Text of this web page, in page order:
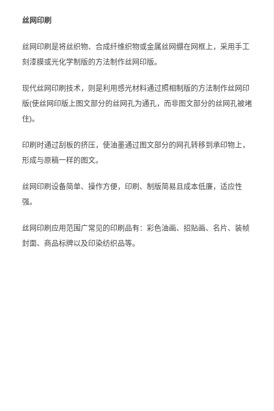
丝网印刷
丝网印刷是将丝织物、合成纤维织物或金属丝网绷在网框上，采用手工
刻漆膜或光化学制版的方法制作丝网印版。
现代丝网印刷技术，则是利用感光材料通过照相制版的方法制作丝网印
版(使丝网印版上图文部分的丝网孔为通孔，而非图文部分的丝网孔被堵
住)。
印刷时通过刮板的挤压，使油墨通过图文部分的网孔转移到承印物上，
形成与原稿一样的图文。
丝网印刷设备简单、操作方便，印刷、制版简易且成本低廉，适应性
强。
丝网印刷应用范围广常见的印刷品有：彩色油画、招贴画、名片、装帧
封面、商品标牌以及印染纺织品等。